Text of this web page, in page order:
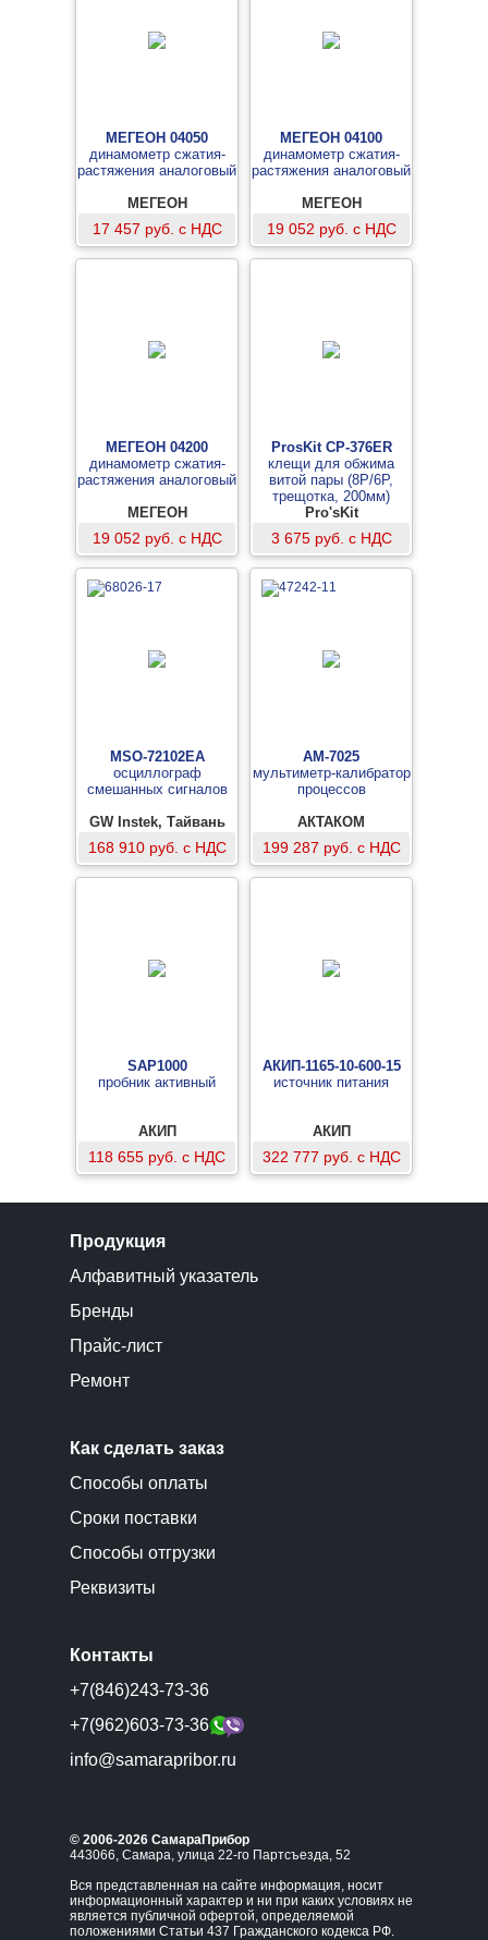
МЕГЕОН 04050
динамометр сжатия-
растяжения аналоговый
МЕГЕОН
17 457 руб. с НДС
МЕГЕОН 04100
динамометр сжатия-
растяжения аналоговый
МЕГЕОН
19 052 руб. с НДС
МЕГЕОН 04200
динамометр сжатия-
растяжения аналоговый
МЕГЕОН
19 052 руб. с НДС
ProsKit CP-376ER
клещи для обжима
витой пары (8P/6P,
трещотка, 200мм)
Pro'sKit
3 675 руб. с НДС
MSO-72102EA
осциллограф
смешанных сигналов
GW Instek, Тайвань
168 910 руб. с НДС
АМ-7025
мультиметр-калибратор
процессов
АКТАКОМ
199 287 руб. с НДС
SAP1000
пробник активный
АКИП
118 655 руб. с НДС
АКИП-1165-10-600-15
источник питания
АКИП
322 777 руб. с НДС
Продукция
Алфавитный указатель
Бренды
Прайс-лист
Ремонт
Как сделать заказ
Способы оплаты
Сроки поставки
Способы отгрузки
Реквизиты
Контакты
+7(846)243-73-36
+7(962)603-73-36
info@samarapribor.ru
© 2006-2026 СамараПрибор
443066, Самара, улица 22-го Партсъезда, 52
Вся представленная на сайте информация, носит
информационный характер и ни при каких условиях не
является публичной офертой, определяемой
положениями Статьи 437 Гражданского кодекса РФ.